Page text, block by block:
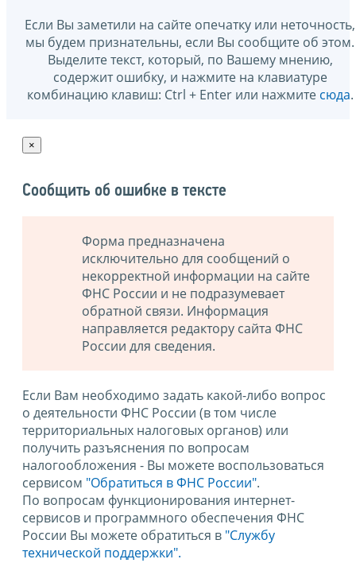
Если Вы заметили на сайте опечатку или неточность,
мы будем признательны, если Вы сообщите об этом.
Выделите текст, который, по Вашему мнению,
содержит ошибку, и нажмите на клавиатуре
комбинацию клавиш: Ctrl + Enter или нажмите сюда.
×
Сообщить об ошибке в тексте
Форма предназначена
исключительно для сообщений о
некорректной информации на сайте
ФНС России и не подразумевает
обратной связи. Информация
направляется редактору сайта ФНС
России для сведения.
Если Вам необходимо задать какой-либо вопрос
о деятельности ФНС России (в том числе
территориальных налоговых органов) или
получить разъяснения по вопросам
налогообложения - Вы можете воспользоваться
сервисом "Обратиться в ФНС России".
По вопросам функционирования интернет-
сервисов и программного обеспечения ФНС
России Вы можете обратиться в "Службу
технической поддержки".